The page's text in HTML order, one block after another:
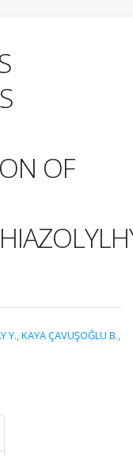
OF
Y.,KAYA ÇAVUŞOĞLU B.,